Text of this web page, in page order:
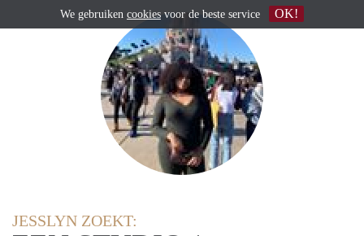
JESSLYN ZOEKT:
We gebruiken cookies voor de beste service OK!